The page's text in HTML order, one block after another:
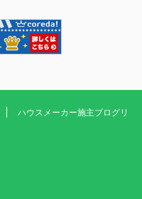
ハウスメーカー施主ブログリ